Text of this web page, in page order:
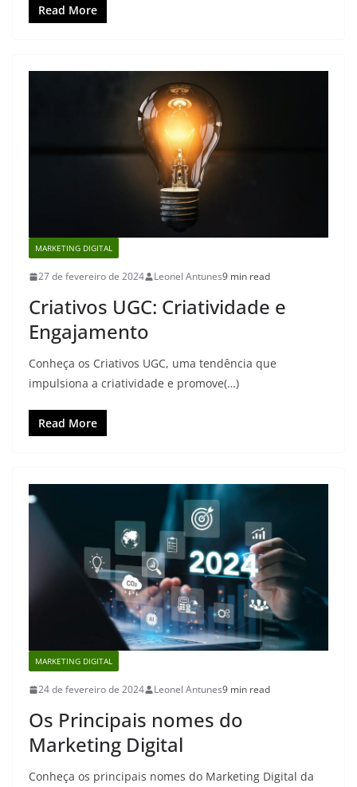
Read More
MARKETING DIGITAL
27 de fevereiro de 2024 Leonel Antunes9 min read
Criativos UGC: Criatividade e
Engajamento
Conheça os Criativos UGC, uma tendência que
impulsiona a criatividade e promove(…)
Read More
MARKETING DIGITAL
24 de fevereiro de 2024 Leonel Antunes9 min read
Os Principais nomes do
Marketing Digital
Conheça os principais nomes do Marketing Digital da